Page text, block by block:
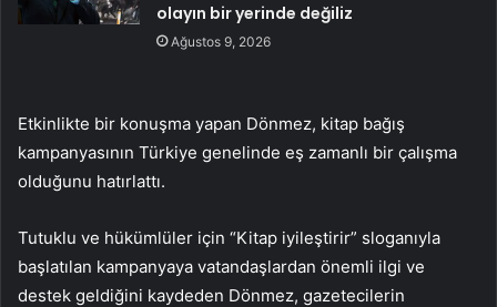
olayın bir yerinde değiliz
Ağustos 9, 2026
Etkinlikte bir konuşma yapan Dönmez, kitap bağış
kampanyasının Türkiye genelinde eş zamanlı bir çalışma
olduğunu hatırlattı.
Tutuklu ve hükümlüler için “Kitap iyileştirir” sloganıyla
başlatılan kampanyaya vatandaşlardan önemli ilgi ve
destek geldiğini kaydeden Dönmez, gazetecilerin